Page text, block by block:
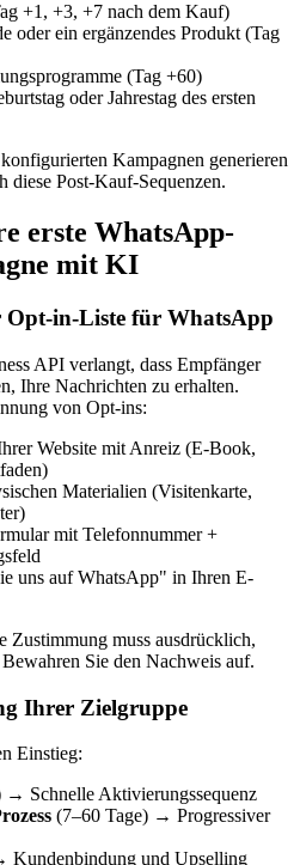
+1, +3, +7 nach dem Kauf)
oder ein ergänzendes Produkt (Tag
(Tag +60)
oder Jahrestag des ersten
Kampagnen generieren
diese Post-Kauf-Sequenzen.
erste WhatsApp-
mit KI
in-Liste für WhatsApp
API verlangt, dass Empfänger
Ihre Nachrichten zu erhalten.
von Opt-ins:
Website mit Anreiz (E-Book,
Materialien (Visitenkarte,
mit Telefonnummer +
uns auf WhatsApp" in Ihren E-
Zustimmung muss ausdrücklich,
Sie den Nachweis auf.
Ihrer Zielgruppe
Einstieg:
→ Schnelle Aktivierungssequenz
(7–60 Tage) → Progressiver
Kundenbindung und Upselling